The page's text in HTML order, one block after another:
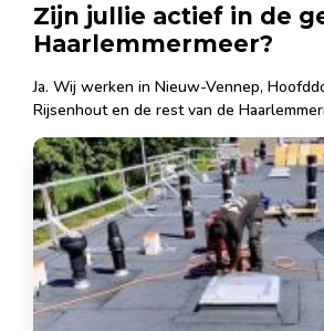
Zijn jullie actief in de
Haarlemmermeer?
Ja. Wij werken in Nieuw-Vennep,
Rijsenhout en de rest van de